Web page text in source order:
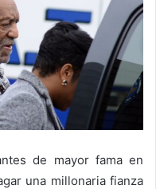
de mayor fama en
una millonaria fianza